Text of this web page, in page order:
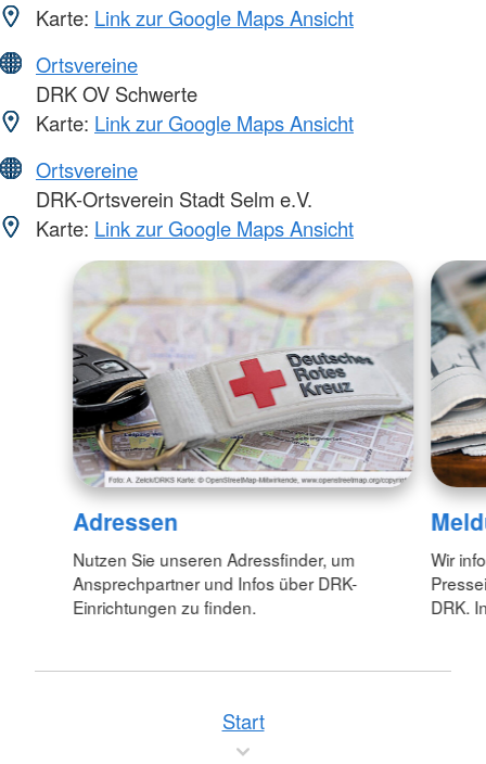
Karte: Link zur Google Maps Ansicht
Ortsvereine
DRK OV Schwerte
Karte: Link zur Google Maps Ansicht
Ortsvereine
DRK-Ortsverein Stadt Selm e.V.
Karte: Link zur Google Maps Ansicht
Adressen
Nutzen Sie unseren Adressfinder, um
Ansprechpartner und Infos über DRK-
Einrichtungen zu finden.
Wir
DRK.
Start